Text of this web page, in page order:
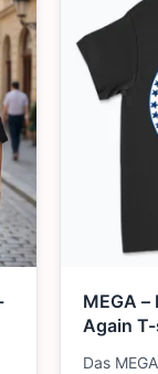
MEGA –
Again
Das